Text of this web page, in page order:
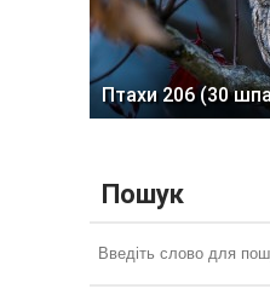
Птахи 206 (30
Пошук